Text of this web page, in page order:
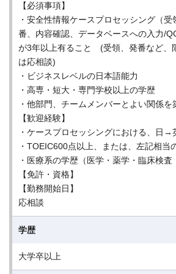
【必須事項】
・安全性情報ケースプロセッシング（
番、内容確認、データベースへの入力/
が3年以上有ること (受領、発番など、
は応相談)
・ビジネスレベルの日本語能力
・高専・短大・専門学校以上の学歴
・他部門、チームメンバーとよい関係を
【歓迎経験】
・ケースプロセッシングにおける、日→
・TOEIC600点以上、または、左記相当
・医療系の学歴（医学・薬学・臨床検査
【免許・資格】
【勤務開始日】
応相談
学歴
大学卒以上